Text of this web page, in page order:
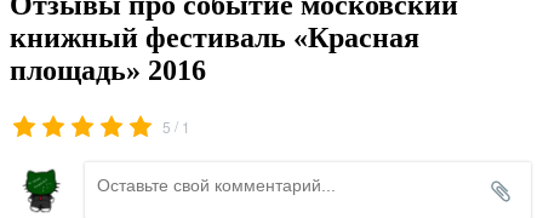
книжный фестиваль «Красная
площадь» 2016
5 / 1